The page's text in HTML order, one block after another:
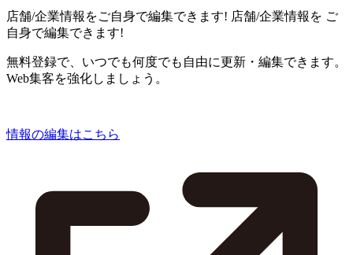
店舗/企業情報をご自身で編集できます! 店舗/企業情報を ご
自身で編集できます!
無料登録で、いつでも何度でも自由に更新・編集できます。
Web集客を強化しましょう。
情報の編集はこちら